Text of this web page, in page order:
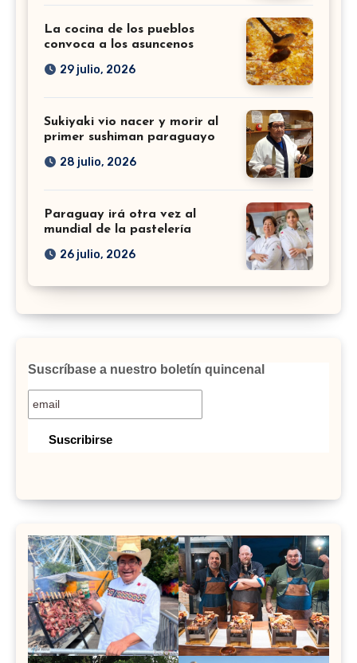
La cocina de los pueblos
convoca a los asuncenos
29 julio, 2026
Sukiyaki vio nacer y morir al
primer sushiman paraguayo
28 julio, 2026
Paraguay irá otra vez al
mundial de la pastelería
26 julio, 2026
Suscríbase a nuestro boletín quincenal